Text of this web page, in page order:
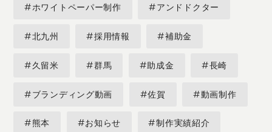
#ホワイトペーパー制作 #アンドドクター
#北九州 #採用情報 #補助金
#久留米 #群馬 #助成金 #長崎
#ブランディング動画 #佐賀 #動画制作
#熊本 #お知らせ #制作実績紹介